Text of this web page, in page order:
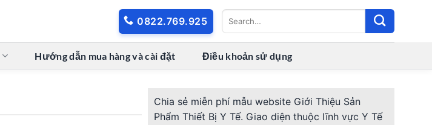
0822.769.925
Hướng dẫn mua hàng và cài đặt Điều khoản sử dụng
Chia sẻ miễn phí mẫu website Giới Thiệu Sản
Phẩm Thiết Bị Y Tế. Giao diện thuộc lĩnh vực Y Tế